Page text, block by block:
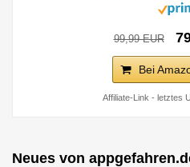
99,99 EUR
Bei
Affiliate-Link - letztes
Neues von